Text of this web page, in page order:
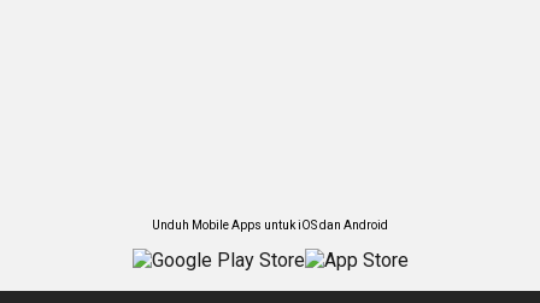
Unduh Mobile Apps untuk iOS dan Android